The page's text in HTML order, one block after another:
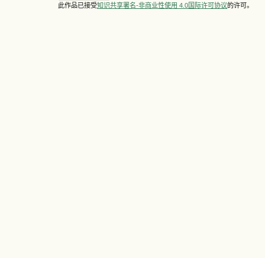
此作品已接受知识共享署名-非商业性使用 4.0国际许可协议的许可。